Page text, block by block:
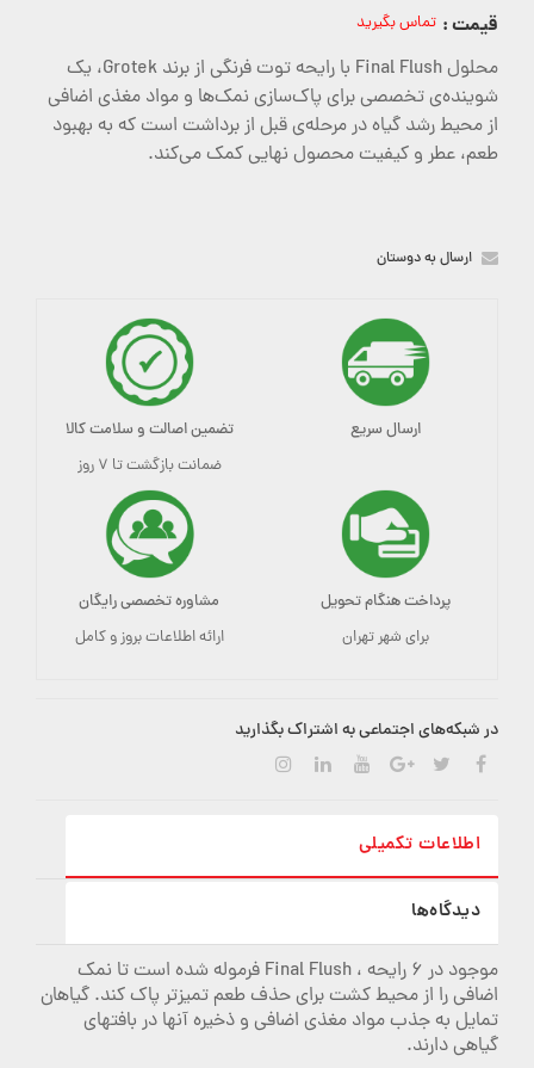
قیمت : تماس بگیرید
محلول Final Flush با رایحه توت فرنگی از برند Grotek، یک
شوینده‌ی تخصصی برای پاک‌سازی نمک‌ها و مواد مغذی اضافی
از محیط رشد گیاه در مرحله‌ی قبل از برداشت است که به بهبود
طعم، عطر و کیفیت محصول نهایی کمک می‌کند.
ارسال به دوستان
ارسال سریع تضمین اصالت و سلامت کالا
ضمانت بازگشت تا ۷ روز
پرداخت هنگام تحویل
برای شهر تهران
مشاوره تخصصی رایگان
ارائه اطلاعات بروز و کامل
در شبکه‌های اجتماعی به اشتراک بگذارید
اطلاعات تکمیلی
دیدگاه‌ها
موجود در 6 رایحه ، Final Flush فرموله شده است تا نمک
اضافی را از محیط کشت برای حذف طعم تمیزتر پاک کند. گیاهان
تمایل به جذب مواد مغذی اضافی و ذخیره آنها در بافتهای
گیاهی دارند.